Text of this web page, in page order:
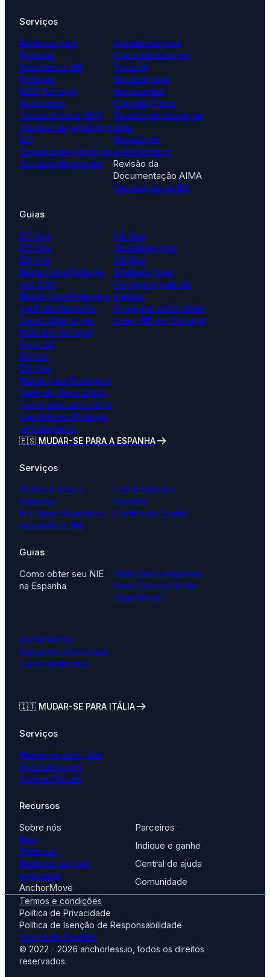
Serviços
Realocar para
Portugal
Assistência NIF
Portugal
NISS Portugal
Assistance
Consulta fiscal NHR
Atualize seu endereço
NIF
Consulta de imigração
Caçador de imóveis
Assistência para
Conta Bancária em
Portugal
Notarize seus
documentos
Consulta Fiscal
Revisão de dossiê de
visto
Revisão de
arrendamento
Revisão da
Documentação AIMA
Declaração de IRS
Guias
D7 Visa
D3 Visa
D6 Visa
Mudar para Portugal
dos EUA
Mudar para Portugal a
partir da Alemanha
Como obter o seu
NISS em Portugal
D8 Visa
D9 Golden Visa
D4 Visa
Mudando para
Portugal a partir do
Canadá
O que é e como obter
o seu NIF em Portugal
Visto D2
D1 Visa
D5 Visa
Mudar para Portugal a
partir do Reino Unido
Como abrir uma conta
bancária em Portugal
remotamente
🇪🇸 MUDAR-SE PARA A ESPANHA
Serviços
Realocar para a
Espanha
NIE Spain Assistance
Assistência NIF
Conta Bancária
Espanha
Certificado Digital
Guias
Como obter seu NIE
na Espanha
Visto para a Espanha:
Quais Opções Estão
Disponíveis?
Documentos
Espanhóis Essenciais
para Expatriados
🇮🇹 MUDAR-SE PARA ITÁLIA
Serviços
Mudar-se para Itália
Assistência em
Codice Fiscale
Recursos
Sobre nós
Blog
Webinars
Realocação para
empresas
AnchorMove
Parceiros
Indique e ganhe
Central de ajuda
Comunidade
Termos e condições
Política de Privacidade
Política de Isenção de Responsabilidade
Política de Cookies
© 2022 - 2026 anchorless.io, todos os direitos
reservados.